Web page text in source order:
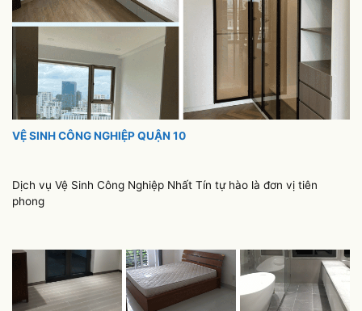
VỆ SINH CÔNG NGHIỆP QUẬN 10
Dịch vụ Vệ Sinh Công Nghiệp Nhất Tín tự hào là đơn vị tiên
phong